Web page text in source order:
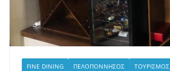
FINE DINING ΠΕΛΟΠΌΝΝΗΣΟΣ ΤΟΥΡΙΣΜΌΣ